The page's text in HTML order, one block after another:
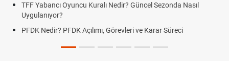
Kuralı Nedir? Güncel Sezonda Nasıl
Açılımı, Görevleri ve Karar Süreci
Deplasman Golü
DGS Sonuçları